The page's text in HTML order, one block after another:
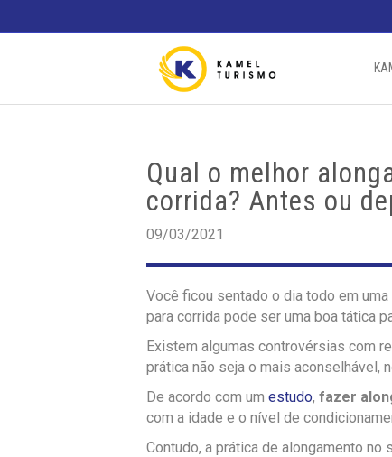
Qual o melhor
corrida? Antes ou
09/03/2021
Você ficou sentado o dia todo em
para corrida pode ser uma boa tática
Existem algumas controvérsias com
prática não seja o mais aconselhável,
De acordo com um estudo, fazer
com a idade e o nível de
Contudo, a prática de alongamento no